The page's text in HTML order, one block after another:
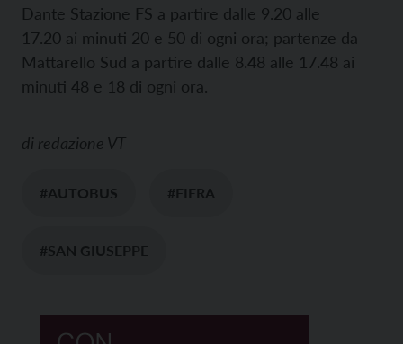
Dante Stazione FS a partire dalle 9.20 alle
17.20 ai minuti 20 e 50 di ogni ora; partenze da
Mattarello Sud a partire dalle 8.48 alle 17.48 ai
minuti 48 e 18 di ogni ora.
di redazione VT
#AUTOBUS #FIERA
#SAN GIUSEPPE